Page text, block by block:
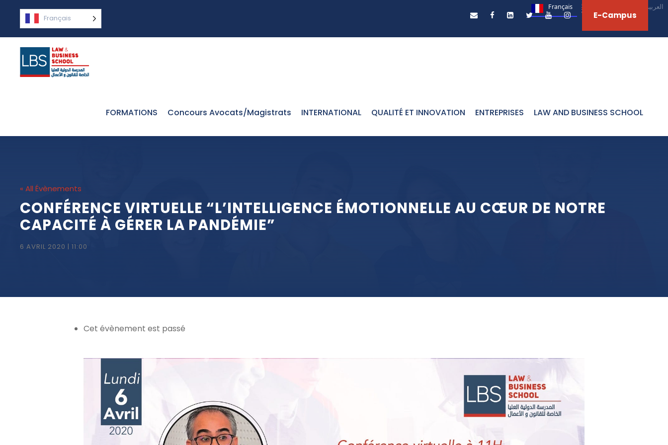
Français العربية‏
Français E-Campus
FORMATIONS Concours Avocats/Magistrats INTERNATIONAL QUALITÉ ET INNOVATION ENTREPRISES LAW AND BUSINESS SCHOOL
« All Évènements
CONFÉRENCE VIRTUELLE “L’INTELLIGENCE ÉMOTIONNELLE AU CŒUR DE NOTRE
CAPACITÉ À GÉRER LA PANDÉMIE”
6 AVRIL 2020 | 11:00
Cet évènement est passé